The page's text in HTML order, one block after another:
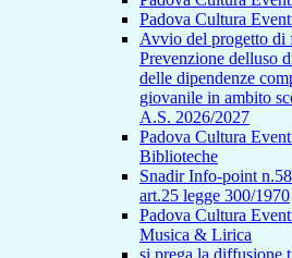
Padova Cultura
Avvio del progetto di
Prevenzione delluso
delle dipendenze
giovanile in ambito
A.S. 2026/2027
Padova Cultura
Biblioteche
Snadir Info-point
art.25 legge 300/1970
Padova Cultura
Musica & Lirica